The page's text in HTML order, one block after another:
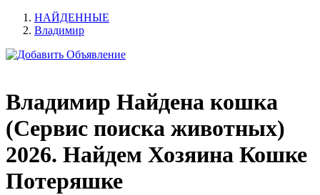
НАЙДЕННЫЕ
Владимир
Владимир Найдена кошка
(Сервис поиска животных)
2026. Найдем Хозяина Кошке
Потеряшке